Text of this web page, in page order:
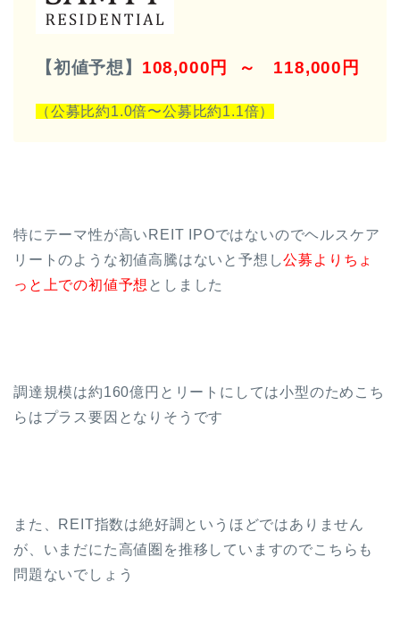
【初値予想】 108,000円 ～ 118,000円
（公募比約1.0倍〜公募比約1.1倍）
特にテーマ性が高いREIT IPOではないのでヘルスケア
リートのような初値高騰はないと予想し公募よりちょ
っと上での初値予想 としました
調達規模は約160億円とリートにしては小型のためこち
らはプラス要因となりそうです
また、REIT指数は絶好調というほどではありません
が、いまだにた高値圏を推移していますのでこちらも
問題ないでしょう